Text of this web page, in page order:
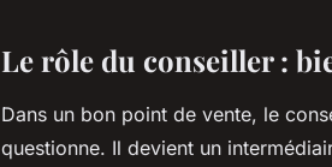
Le rôle du conseiller :
Dans un bon point de vente, le
questionne. Il devient un